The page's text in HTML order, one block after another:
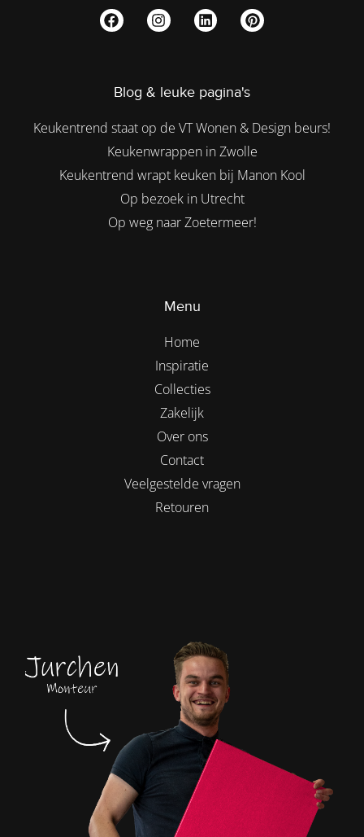
Blog & leuke pagina's
Keukentrend staat op de VT Wonen & Design beurs!
Keukenwrappen in Zwolle
Keukentrend wrapt keuken bij Manon Kool
Op bezoek in Utrecht
Op weg naar Zoetermeer!
Menu
Home
Inspiratie
Collecties
Zakelijk
Over ons
Contact
Veelgestelde vragen
Retouren